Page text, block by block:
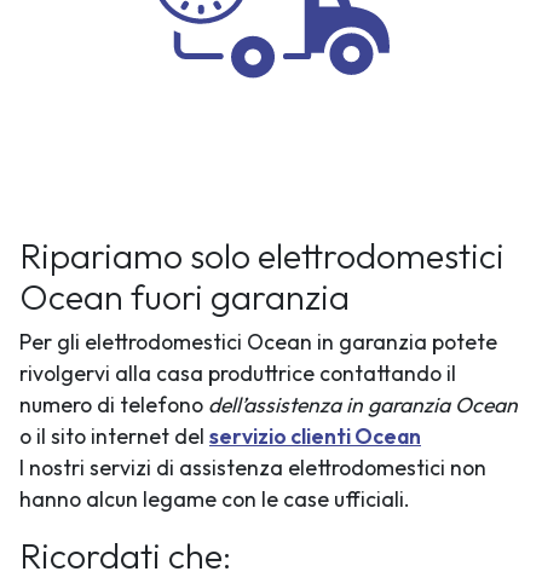
Ripariamo solo elettrodomestici
Ocean fuori garanzia
Per gli elettrodomestici Ocean in garanzia potete
rivolgervi alla casa produttrice contattando il
numero di telefono dell’assistenza in garanzia Ocean
o il sito internet del servizio clienti Ocean
I nostri servizi di assistenza elettrodomestici non
hanno alcun legame con le case ufficiali.
Ricordati che: